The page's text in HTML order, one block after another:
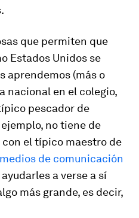
que permiten que
Estados Unidos se
aprendemos (más o
nacional en el colegio,
pescador de
no tiene de
el típico maestro de
medios de comunicación
ayudarles a verse a sí
más grande, es decir,